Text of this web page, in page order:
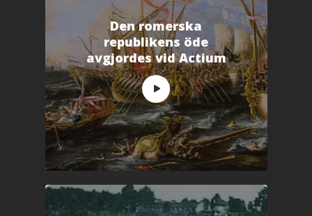
Den romerska
republikens öde
avgjordes vid Actium